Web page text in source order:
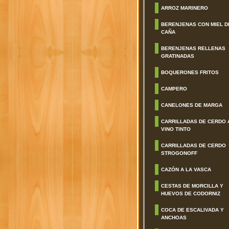
ARROZ MARINERO
BERENJENAS CON MIEL
CAÑA
BERENJENAS RELLENAS
GRATINADAS
BOQUERONES FRITOS
CAMPERO
CANELONES DE MARGA
CARRILLADAS DE CERDO
VINO TINTO
CARRILLADAS DE CERDO
STROGONOFF
CAZÓN A LA VASCA
CESTAS DE MORCILLA Y
HUEVOS DE CODORNIZ
COCA DE ESCALIVADA Y
ANCHOAS